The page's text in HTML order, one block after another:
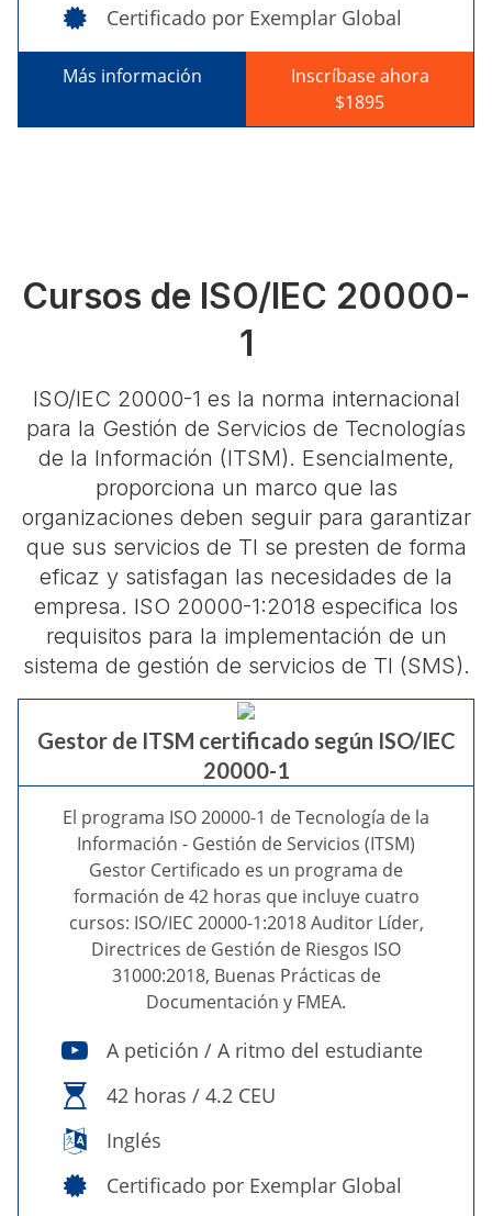
Certificado por Exemplar Global
Más información
Inscríbase ahora
$1895
Cursos de ISO/IEC 20000-
1
ISO/IEC 20000-1 es la norma internacional
para la Gestión de Servicios de Tecnologías
de la Información (ITSM). Esencialmente,
proporciona un marco que las
organizaciones deben seguir para garantizar
que sus servicios de TI se presten de forma
eficaz y satisfagan las necesidades de la
empresa. ISO 20000-1:2018 especifica los
requisitos para la implementación de un
sistema de gestión de servicios de TI (SMS).
Gestor de ITSM certificado según ISO/IEC
20000-1
El programa ISO 20000-1 de Tecnología de la
Información - Gestión de Servicios (ITSM)
Gestor Certificado es un programa de
formación de 42 horas que incluye cuatro
cursos: ISO/IEC 20000-1:2018 Auditor Líder,
Directrices de Gestión de Riesgos ISO
31000:2018, Buenas Prácticas de
Documentación y FMEA.
A petición / A ritmo del estudiante
42 horas / 4.2 CEU
Inglés
Certificado por Exemplar Global